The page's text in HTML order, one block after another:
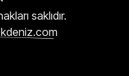
saklıdır.